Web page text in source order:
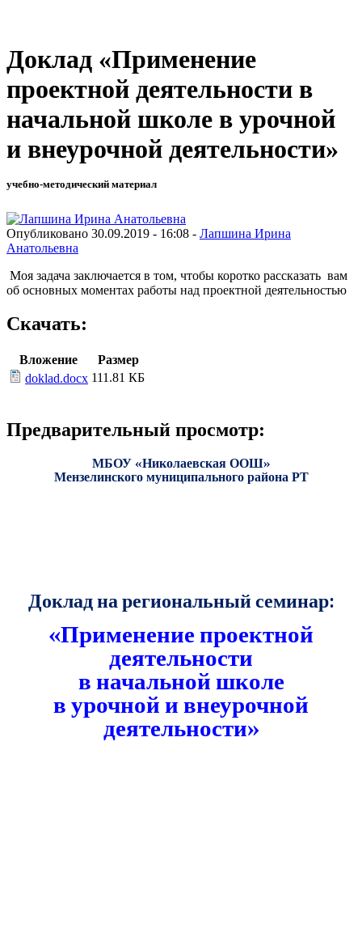
Доклад «Применение
проектной деятельности в
начальной школе в урочной
и внеурочной деятельности»
учебно-методический материал
Опубликовано 30.09.2019 - 16:08 - Лапшина Ирина
Анатольевна
Моя задача заключается в том, чтобы коротко рассказать вам
об основных моментах работы над проектной деятельностью
Скачать:
Вложение
Размер
doklad.docx 111.81 КБ
Предварительный просмотр:
МБОУ «Николаевская ООШ»
Мензелинского муниципального района РТ
Доклад на региональный семинар:
«Применение проектной
деятельности
в начальной школе
в урочной и внеурочной
деятельности»